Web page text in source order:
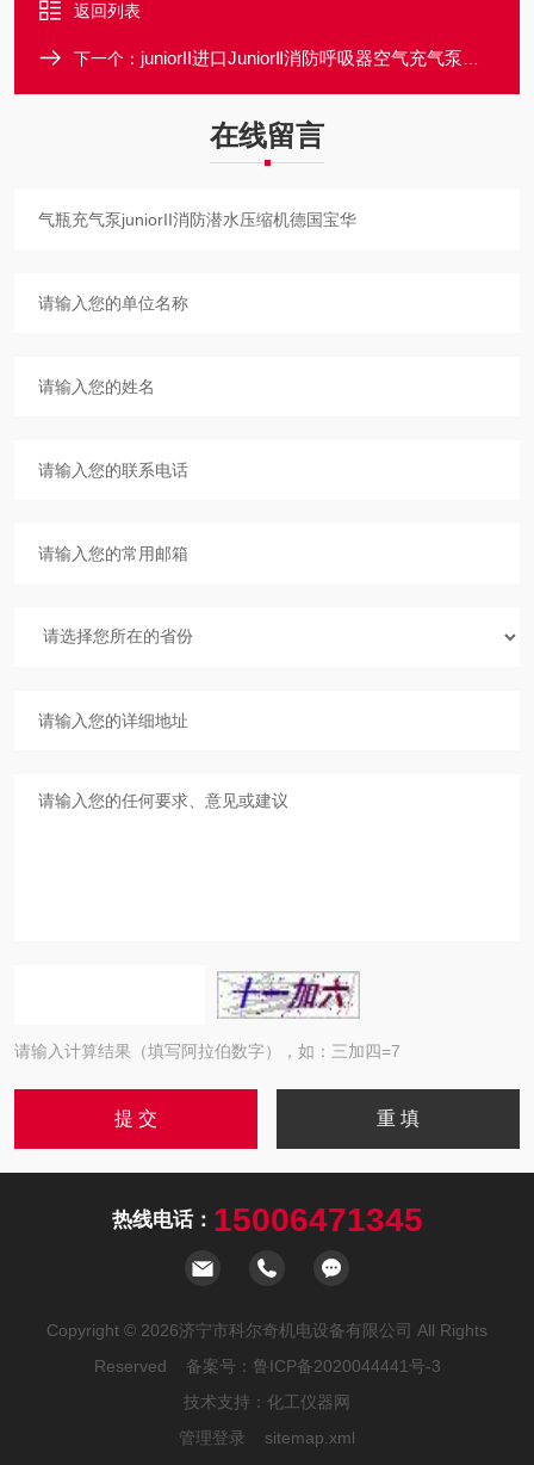
返回列表
下一个： juniorII进口JuniorⅡ消防呼吸器空气充气泵压缩机
在线留言
请输入计算结果（填写阿拉伯数字），如：三加四=7
热线电话： 15006471345
Copyright © 2026济宁市科尔奇机电设备有限公司 All Rights
Reserved 备案号： 鲁ICP备2020044441号-3
技术支持： 化工仪器网
管理登录
sitemap.xml